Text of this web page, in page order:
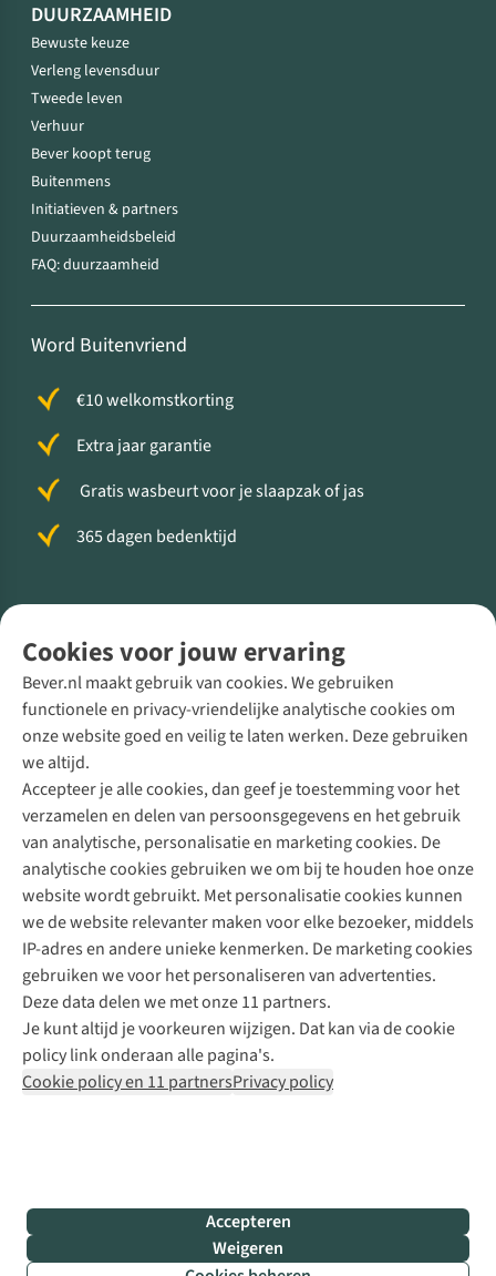
Cookies voor jouw ervaring
Bever.nl maakt gebruik van cookies. We gebruiken
functionele en privacy-vriendelijke analytische cookies om
onze website goed en veilig te laten werken. Deze gebruiken
we altijd.
Accepteer je alle cookies, dan geef je toestemming voor het
verzamelen en delen van persoonsgegevens en het gebruik
van analytische, personalisatie en marketing cookies. De
analytische cookies gebruiken we om bij te houden hoe onze
website wordt gebruikt. Met personalisatie cookies kunnen
we de website relevanter maken voor elke bezoeker, middels
IP-adres en andere unieke kenmerken. De marketing cookies
gebruiken we voor het personaliseren van advertenties.
Deze data delen we met onze 11 partners.
Je kunt altijd je voorkeuren wijzigen. Dat kan via de cookie
policy link onderaan alle pagina's.
Cookie policy en 11 partnersPrivacy policy
Accepteren
Weigeren
DUURZAAMHEID
Bewuste keuze
Verleng levensduur
Tweede leven
Verhuur
Bever koopt terug
Buitenmens
Initiatieven & partners
Duurzaamheidsbeleid
FAQ: duurzaamheid
Word Buitenvriend
€10 welkomstkorting
Extra jaar garantie
Gratis wasbeurt voor je slaapzak of jas
365 dagen bedenktijd
Direct advies van een Buitenexpert
+31 (0)85 888 50 88
+31 6 12 28 49 80
Contactformulier
Bever
B.V.